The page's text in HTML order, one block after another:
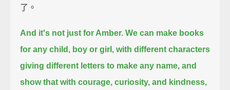
了。
And it's not just for Amber. We can make books
for any child, boy or girl, with different characters
giving different letters to make any name, and
show that with courage, curiosity, and kindness,